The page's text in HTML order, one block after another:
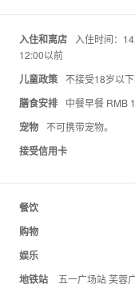
入住和离店
入住时间：
12:00以前
儿童政策 不接受18岁以下
膳食安排 中餐早餐 RMB
宠物 不可携带宠物。
接受信用卡
餐饮
购物
娱乐
地铁站
五一广场站 芙蓉